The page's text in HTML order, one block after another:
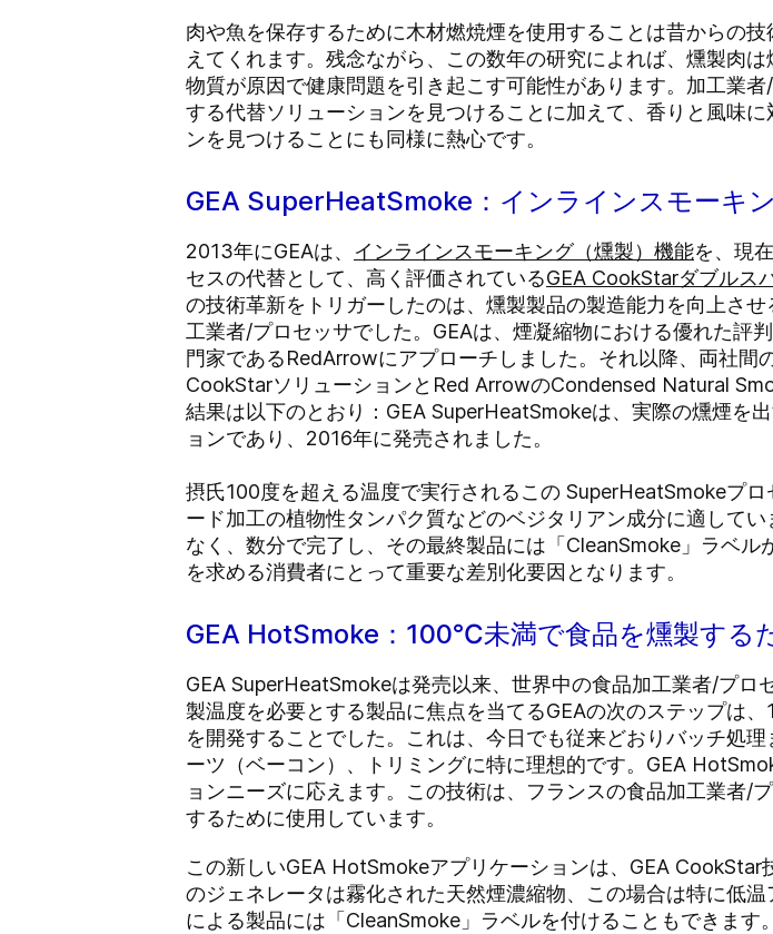
肉や魚を保存するために木材燃焼煙を使用することは昔からの
えてくれます。残念ながら、この数年の研究によれば、燻製肉
物質が原因で健康問題を引き起こす可能性があります。加工業
する代替ソリューションを見つけることに加えて、香りと風味
ンを見つけることにも同様に熱心です。
GEA SuperHeatSmoke：インラインスモーキ
2013年にGEAは、 インラインスモーキング（燻製）機能を、現
セスの代替として、高く評価されているGEA CookStarダブルス
の技術革新をトリガーしたのは、燻製製品の製造能力を向上さ
工業者/プロセッサでした。GEAは、煙凝縮物における優れた評
門家であるRedArrowにアプローチしました。それ以降、両社
CookStarソリューションとRed ArrowのCondensed Natural
結果は以下のとおり：GEA SuperHeatSmokeは、実際の燻煙を
ョンであり、2016年に発売されました。
摂氏100度を超える温度で実行されるこの SuperHeatSmokeプ
ード加工の植物性タンパク質などのベジタリアン成分に適して
なく、数分で完了し、その最終製品には「CleanSmoke」ラベ
を求める消費者にとって重要な差別化要因となります。
GEA HotSmoke：100℃未満で食品を燻製する
GEA SuperHeatSmokeは発売以来、世界中の食品加工業者/プ
製温度を必要とする製品に焦点を当てるGEAの次のステップは
を開発することでした。これは、今日でも従来どおりバッチ処
ーツ（ベーコン）、トリミングに特に理想的です。GEA
ョンニーズに応えます。この技術は、フランスの食品加工業者/
するために使用しています。
この新しいGEA HotSmokeアプリケーションは、GEA
のジェネレータは霧化された天然煙濃縮物、この場合は特に低
による製品には「CleanSmoke」ラベルを付けることもできま